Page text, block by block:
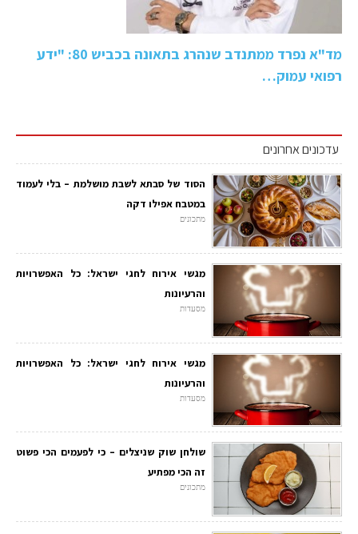
מד"א נפרד ממתנדב שנהרג בתאונה בכביש 80: "ידע
רפואי עמוק…
עדכונים אחרונים
הסוד של סבתא לשבת מושלמת – בלי לעמוד
במטבח אפילו דקה
מתכונים
מגשי אירוח לחגי ישראל: כל האפשרויות
והרעיונות
מסעדות
מגשי אירוח לחגי ישראל: כל האפשרויות
והרעיונות
מסעדות
שולחן שוק שניצלים – כי לפעמים הכי פשוט
זה הכי מפתיע
מתכונים